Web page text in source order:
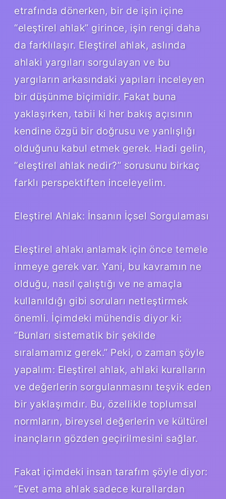
etrafında dönerken, bir de işin içine
“eleştirel ahlak” girince, işin rengi daha
da farklılaşır. Eleştirel ahlak, aslında
ahlaki yargıları sorgulayan ve bu
yargıların arkasındaki yapıları inceleyen
bir düşünme biçimidir. Fakat buna
yaklaşırken, tabii ki her bakış açısının
kendine özgü bir doğrusu ve yanlışlığı
olduğunu kabul etmek gerek. Hadi gelin,
“eleştirel ahlak nedir?” sorusunu birkaç
farklı perspektiften inceleyelim.
Eleştirel Ahlak: İnsanın İçsel Sorgulaması
Eleştirel ahlakı anlamak için önce temele
inmeye gerek var. Yani, bu kavramın ne
olduğu, nasıl çalıştığı ve ne amaçla
kullanıldığı gibi soruları netleştirmek
önemli. İçimdeki mühendis diyor ki:
“Bunları sistematik bir şekilde
sıralamamız gerek.” Peki, o zaman şöyle
yapalım: Eleştirel ahlak, ahlaki kuralların
ve değerlerin sorgulanmasını teşvik eden
bir yaklaşımdır. Bu, özellikle toplumsal
normların, bireysel değerlerin ve kültürel
inançların gözden geçirilmesini sağlar.
Fakat içimdeki insan tarafım şöyle diyor:
“Evet ama ahlak sadece kurallardan